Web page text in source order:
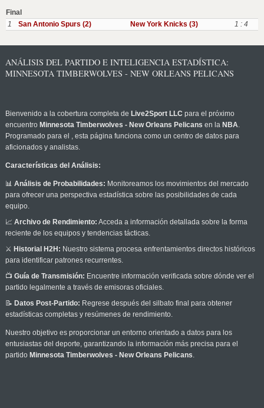
Final
1
San Antonio Spurs (2) New York Knicks (3) 1 : 4
ANÁLISIS DEL PARTIDO E INTELIGENCIA ESTADÍSTICA:
MINNESOTA TIMBERWOLVES - NEW ORLEANS PELICANS
Bienvenido a la cobertura completa de Live2Sport LLC para el próximo
encuentro Minnesota Timberwolves - New Orleans Pelicans en la NBA.
Programado para el , esta página funciona como un centro de datos para
aficionados y analistas.
Características del Análisis:
📊 Análisis de Probabilidades: Monitoreamos los movimientos del mercado
para ofrecer una perspectiva estadística sobre las posibilidades de cada
equipo.
📈 Archivo de Rendimiento: Acceda a información detallada sobre la forma
reciente de los equipos y tendencias tácticas.
⚔️ Historial H2H: Nuestro sistema procesa enfrentamientos directos históricos
para identificar patrones recurrentes.
📺 Guía de Transmisión: Encuentre información verificada sobre dónde ver el
partido legalmente a través de emisoras oficiales.
📝 Datos Post-Partido: Regrese después del silbato final para obtener
estadísticas completas y resúmenes de rendimiento.
Nuestro objetivo es proporcionar un entorno orientado a datos para los
entusiastas del deporte, garantizando la información más precisa para el
partido Minnesota Timberwolves - New Orleans Pelicans.